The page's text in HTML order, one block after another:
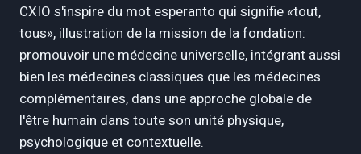
CXIO s'inspire du mot esperanto qui signifie «tout,
tous», illustration de la mission de la fondation:
promouvoir une médecine universelle, intégrant aussi
bien les médecines classiques que les médecines
complémentaires, dans une approche globale de
l'être humain dans toute son unité physique,
psychologique et contextuelle.